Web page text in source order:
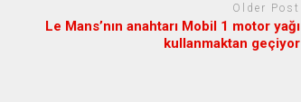
Older Post
Le Mans’nın anahtarı Mobil 1 motor yağı
kullanmaktan geçiyor